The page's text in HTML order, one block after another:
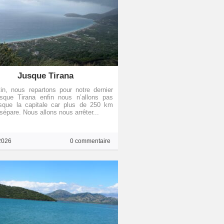
Jusque Tirana
nous repartons pour notre dernier
Tirana enfin nous n’allons pas
la capitale car plus de 250 km
Nous allons nous arrêter...
0 commentaire